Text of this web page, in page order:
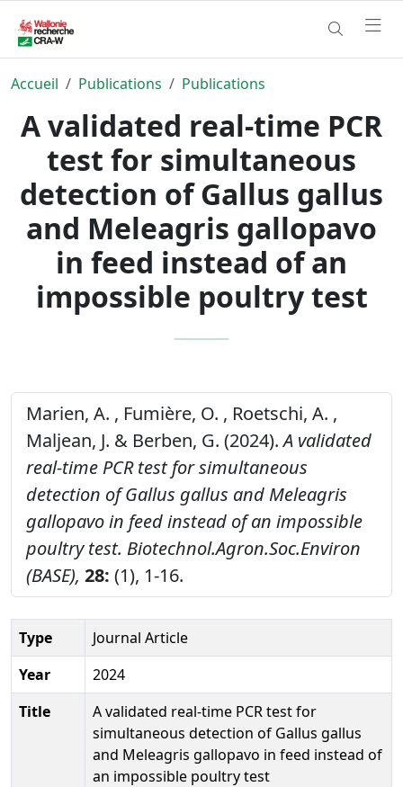
Accueil Publications Publications
A validated real-time PCR
test for simultaneous
detection of Gallus gallus
and Meleagris gallopavo
in feed instead of an
impossible poultry test
Marien, A. , Fumière, O. , Roetschi, A. ,
Maljean, J. & Berben, G. (2024).A validated
real-time PCR test for simultaneous
detection of Gallus gallus and Meleagris
gallopavo in feed instead of an impossible
poultry test. Biotechnol.Agron.Soc.Environ
(BASE), 28: (1), 1-16.
Type
Journal Article
Year
2024
Title
A validated real-time PCR test for
simultaneous detection of Gallus gallus
and Meleagris gallopavo in feed instead of
an impossible poultry test